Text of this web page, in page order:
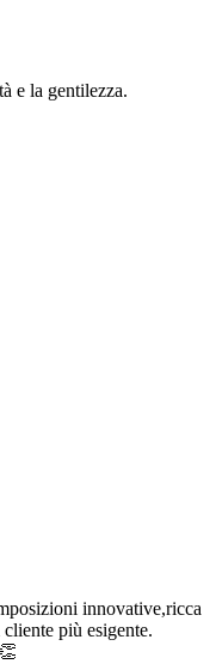
e la gentilezza.
innovative,ricca
più esigente.